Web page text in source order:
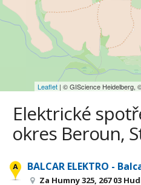
Leaflet | © GIScience Heidelberg,
Elektrické
okres Beroun,
BALCAR ELEKTRO -
Za Humny 325, 267 03